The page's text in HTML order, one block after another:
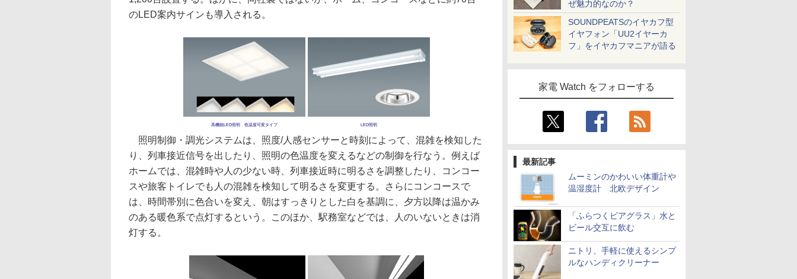
ぜ魅力的なのか？
SOUNDPEATSのイヤカフ型
イヤフォン「UU2イヤーカ
フ」をイヤカフマニアが語る
家電 Watch をフォローする
最新記事
ムーミンのかわいい体重計や
温湿度計 北欧デザイン
「ふらつくビアグラス」水と
ビール交互に飲む
ニトリ、手軽に使えるシンプ
ルなハンディクリーナー
のLED案内サインも導入される。
高機能LED照明 色温度可変タイプ LED照明
照明制御・調光システムは、照度/人感センサーと時刻によって、混雑を検知した
り、列車接近信号を出したり、照明の色温度を変えるなどの制御を行なう。例えば
ホームでは、混雑時や人の少ない時、列車接近時に明るさを調整したり、コンコー
スや旅客トイレでも人の混雑を検知して明るさを変更する。さらにコンコースで
は、時間帯別に色合いを変え、朝はすっきりとした白を基調に、夕方以降は温かみ
のある暖色系で点灯するという。このほか、駅務室などでは、人のいないときは消
灯する。